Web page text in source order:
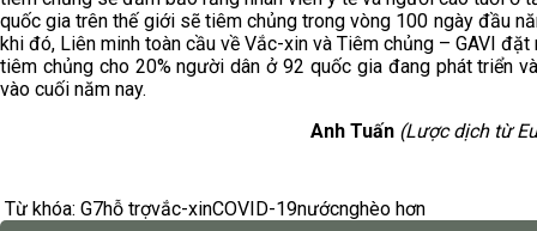
quốc gia trên thế giới sẽ tiêm chủng trong vòng 100 ngày đầu
khi đó, Liên minh toàn cầu về Vắc-xin và Tiêm chủng – GAVI đặt
tiêm chủng cho 20% người dân ở 92 quốc gia đang phát triển
vào cuối năm nay.
Anh Tuấn (Lược dịch từ
Từ khóa: G7hỗ trợvắc-xinCOVID-19nướcnghèo hơn